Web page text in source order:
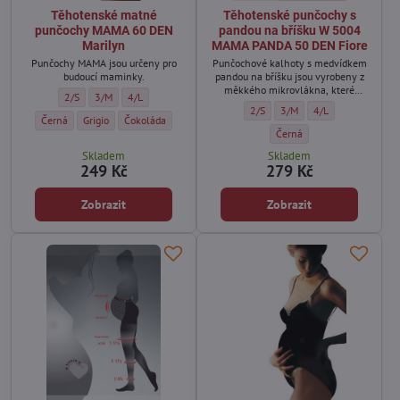
Těhotenské matné
punčochy MAMA 60 DEN
Marilyn
Punčochy MAMA jsou určeny pro
budoucí maminky.
Těhotenské matné punčochy MAMA 60 DEN Marilyn - Velikost:
2/S Těhotenské matné punčochy MAMA 60 DEN Marilyn - Velikost:
3/M Těhotenské matné punčochy MAMA 60 DEN Marilyn -
4/L
Těhotenské matné punčochy MAMA 60 DEN Marilyn - Barva:
Černá Těhotenské matné punčochy MAMA 60 DEN Marilyn - Barva:
Grigio Těhotenské matné punčochy MAMA 60 DEN Marilyn - Barva:
Čokoláda
Skladem
249 Kč
Zobrazit
Těhotenské punčochy s
pandou na bříšku W 5004
MAMA PANDA 50 DEN Fiore
Punčochové kalhoty s medvídkem
pandou na bříšku jsou vyrobeny z
měkkého mikrovlákna, které
přizpůsobení se tělu během
těhotenství.
Těhotenské punčochy s pandou
2/S Těhotenské punčochy s
3/M Těhotenské
4/L
Těhotenské punčochy s
Černá
Skladem
279 Kč
Zobrazit